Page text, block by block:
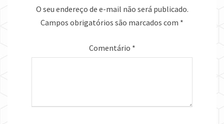
O seu endereço de e-mail não será publicado.
Campos obrigatórios são marcados com *
Comentário *